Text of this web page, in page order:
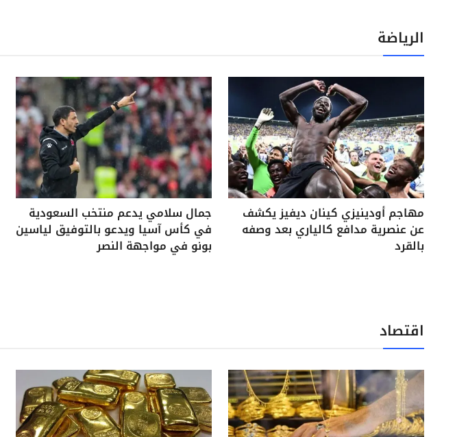
الرياضة
مهاجم أودينيزي كينان ديفيز يكشف
عن عنصرية مدافع كالياري بعد وصفه
بالقرد
جمال سلامي يدعم منتخب السعودية
في كأس آسيا ويدعو بالتوفيق لياسين
بونو في مواجهة النصر
اقتصاد